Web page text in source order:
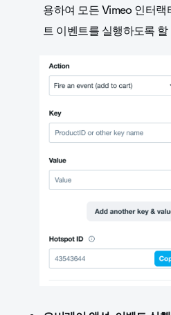
용하여 모든 Vimeo 인터
트 이벤트를 실행하도록